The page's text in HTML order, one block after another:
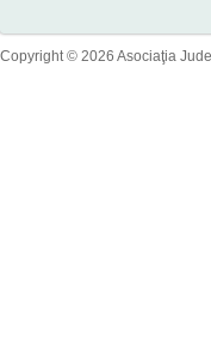
Copyright © 2026 Asociaţia